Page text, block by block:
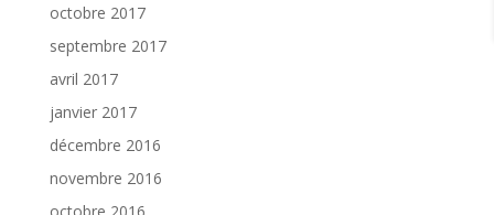
octobre 2017
septembre 2017
avril 2017
janvier 2017
décembre 2016
novembre 2016